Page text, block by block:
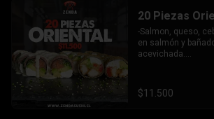
INCLUYE: 6 SALSAS
plaqueta mixta
- Palmito, queso
- Pollo, queso, palta
sesamo.
20 Piezas
-Salmon, queso,
en salmón y
acevichada.
INCLUYE: 2 SALSAS
$11.500